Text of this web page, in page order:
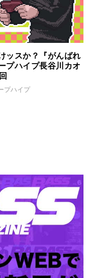
ッスか？『がんばれ
プハイプ長谷川カオ
プハイプ